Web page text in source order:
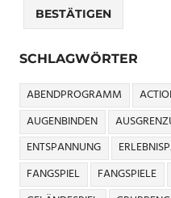
SCHLAGWÖRTER
ABENDPROGRAMM
AUGENBINDEN
ENTSPANNUNG
FANGSPIEL
FANGSPIELE